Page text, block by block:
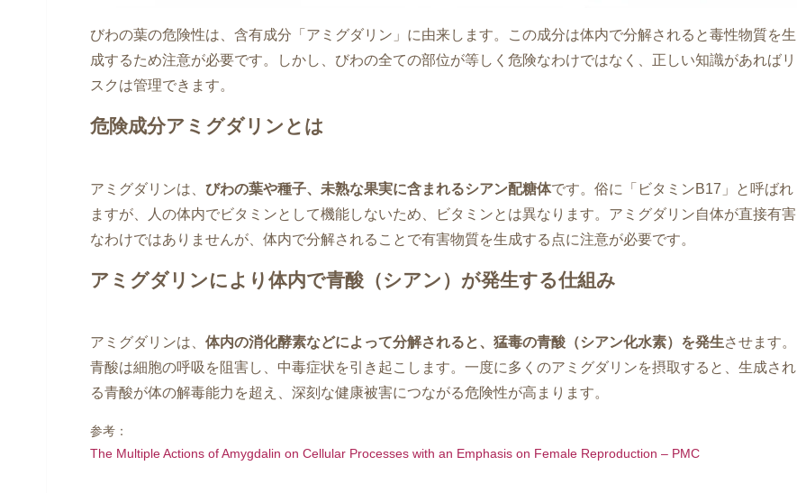
びわの葉の危険性は、含有成分「アミグダリン」に由来します。この成分は体内で分解されると毒性物質を生
成するため注意が必要です。しかし、びわの全ての部位が等しく危険なわけではなく、正しい知識があればリ
スクは管理できます。
危険成分アミグダリンとは
アミグダリンは、 びわの葉や種子、未熟な果実に含まれるシアン配糖体です。俗に「ビタミンB17」と呼ばれ
ますが、人の体内でビタミンとして機能しないため、ビタミンとは異なります。アミグダリン自体が直接有害
なわけではありませんが、体内で分解されることで有害物質を生成する点に注意が必要です。
アミグダリンにより体内で青酸（シアン）が発生する仕組み
アミグダリンは、 体内の消化酵素などによって分解されると、猛毒の青酸（シアン化水素）を発生させます。
青酸は細胞の呼吸を阻害し、中毒症状を引き起こします。一度に多くのアミグダリンを摂取すると、生成され
る青酸が体の解毒能力を超え、深刻な健康被害につながる危険性が高まります。
参考：
The Multiple Actions of Amygdalin on Cellular Processes with an Emphasis on Female Reproduction – PMC